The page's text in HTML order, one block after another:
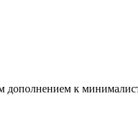
дополнением к